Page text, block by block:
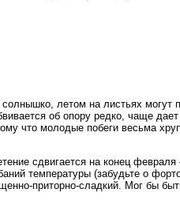
летом на листьях могут
об опору редко, чаще
что молодые побеги весьма
сдвигается на конец
температуры (забудьте о
приторно-сладкий. Мог бы